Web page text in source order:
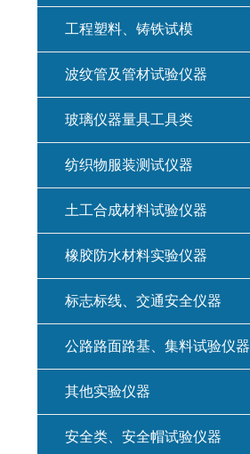
工程塑料、铸铁试模
波纹管及管材试验仪器
玻璃仪器量具工具类
纺织物服装测试仪器
土工合成材料试验仪器
橡胶防水材料实验仪器
标志标线、交通安全仪器
公路路面路基、集料试验仪器
其他实验仪器
安全类、安全帽试验仪器